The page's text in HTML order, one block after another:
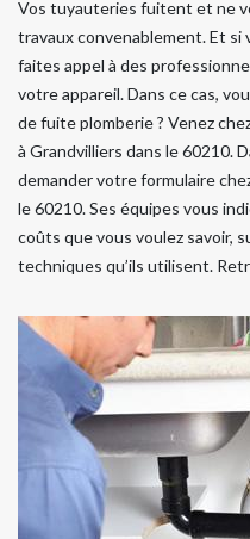
Vos tuyauteries fuitent et ne
travaux convenablement. Et
faites appel à des
votre appareil. Dans ce cas,
de fuite plomberie ? Venez
à Grandvilliers dans le 60210.
demander votre formulaire
le 60210. Ses équipes vous
coûts que vous voulez savoir,
techniques qu’ils utilisent.